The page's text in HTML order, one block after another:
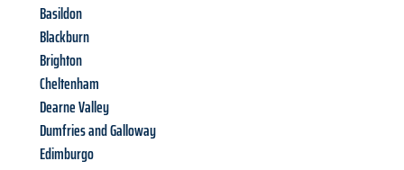
Basildon
Blackburn
Brighton
Cheltenham
Dearne Valley
Dumfries and Galloway
Edimburgo